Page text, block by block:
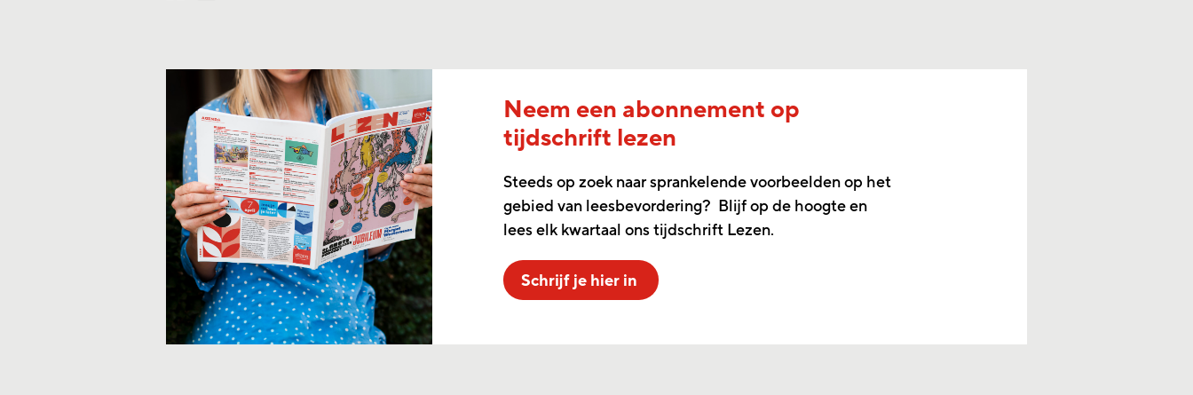
Neem een abonnement op
tijdschrift lezen
Steeds op zoek naar sprankelende voorbeelden op het
gebied van leesbevordering? Blijf op de hoogte en
lees elk kwartaal ons tijdschrift Lezen.
Schrijf je hier in